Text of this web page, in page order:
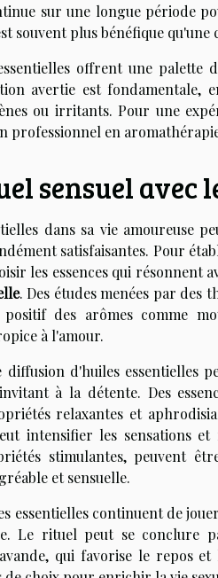
sur une longue période
souvent plus bénéfique
offrent une palette
avertie est fondamentale,
ou irritants. Pour une
professionnel en
sensuel avec
dans sa vie amoureuse
satisfaisantes. Pour
les essences qui résonnent
. Des études menées par des
des arômes comme
à l'amour.
diffusion d'huiles essentielles
à la détente. Des
relaxantes et
intensifier les sensations
stimulantes, peuvent
et sensuelle.
essentielles continuent de
Le rituel peut se conclure
qui favorise le repos